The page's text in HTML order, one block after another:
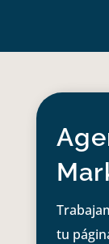
tu